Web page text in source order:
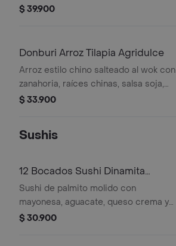
salmón crunch bañado en salsa
elegir.
$ 39.900
Donburi Arroz Tilapia Agridulce
Arroz estilo chino salteado al wok con
zanahoria, raíces chinas, salsa soja,
tilapia crunch bañado en salsa
$ 33.900
Sushis
12 Bocados Sushi Dinamita
Maduro
Sushi de palmito molido con
mayonesa, aguacate, queso crema y
envuelto en plátano maduro.
$ 30.900